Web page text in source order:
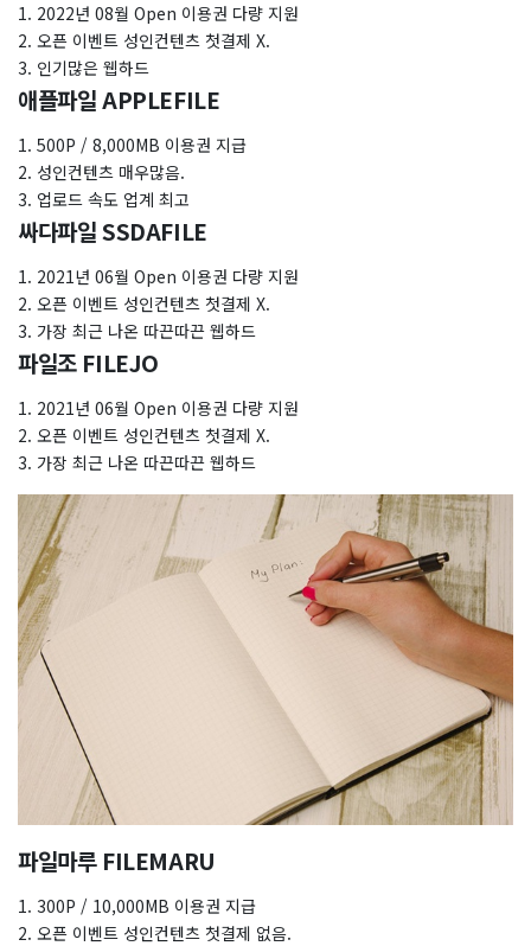
1. 2022년 08월 Open 이용권 다량 지원
2. 오픈 이벤트 성인컨텐츠 첫결제 X.
3. 인기많은 웹하드
애플파일 APPLEFILE
1. 500P / 8,000MB 이용권 지급
2. 성인컨텐츠 매우많음.
3. 업로드 속도 업계 최고
싸다파일 SSDAFILE
1. 2021년 06월 Open 이용권 다량 지원
2. 오픈 이벤트 성인컨텐츠 첫결제 X.
3. 가장 최근 나온 따끈따끈 웹하드
파일조 FILEJO
1. 2021년 06월 Open 이용권 다량 지원
2. 오픈 이벤트 성인컨텐츠 첫결제 X.
3. 가장 최근 나온 따끈따끈 웹하드
파일마루 FILEMARU
1. 300P / 10,000MB 이용권 지급
2. 오픈 이벤트 성인컨텐츠 첫결제 없음.